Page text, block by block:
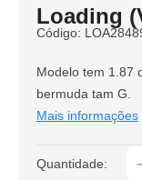
Loading
Código:
Modelo tem 1.87
bermuda tam G.
Mais informações
Quantidade: